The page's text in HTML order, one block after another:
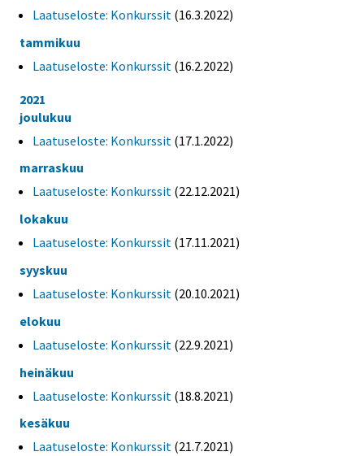
Laatuseloste: Konkurssit (16.3.2022)
tammikuu
Laatuseloste: Konkurssit (16.2.2022)
2021
joulukuu
Laatuseloste: Konkurssit (17.1.2022)
marraskuu
Laatuseloste: Konkurssit (22.12.2021)
lokakuu
Laatuseloste: Konkurssit (17.11.2021)
syyskuu
Laatuseloste: Konkurssit (20.10.2021)
elokuu
Laatuseloste: Konkurssit (22.9.2021)
heinäkuu
Laatuseloste: Konkurssit (18.8.2021)
kesäkuu
Laatuseloste: Konkurssit (21.7.2021)